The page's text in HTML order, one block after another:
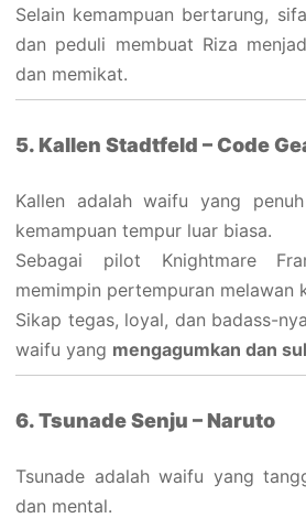
Selain kemampuan bertarung,
dan peduli membuat Riza
dan memikat.
5. Kallen Stadtfeld – Code
Kallen adalah waifu yang
kemampuan tempur luar biasa.
Sebagai pilot Knightmare
memimpin pertempuran melawan
Sikap tegas, loyal, dan badass-
waifu yang mengagumkan dan
6. Tsunade Senju – Naruto
Tsunade adalah waifu yang
dan mental.